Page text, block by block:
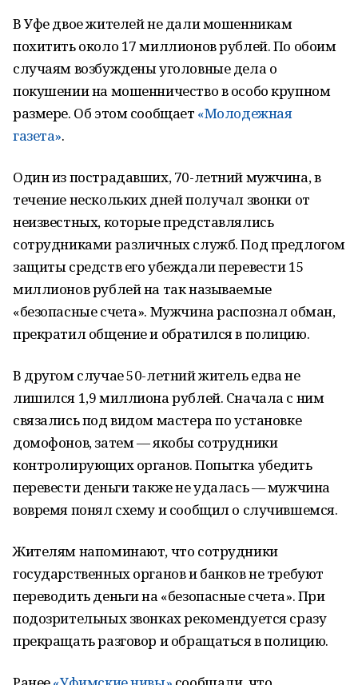
В Уфе двое жителей не дали мошенникам
похитить около 17 миллионов рублей. По обоим
случаям возбуждены уголовные дела о
покушении на мошенничество в особо крупном
размере. Об этом сообщает «Молодежная
газета».
Один из пострадавших, 70-летний мужчина, в
течение нескольких дней получал звонки от
неизвестных, которые представлялись
сотрудниками различных служб. Под предлогом
защиты средств его убеждали перевести 15
миллионов рублей на так называемые
«безопасные счета». Мужчина распознал обман,
прекратил общение и обратился в полицию.
В другом случае 50-летний житель едва не
лишился 1,9 миллиона рублей. Сначала с ним
связались под видом мастера по установке
домофонов, затем — якобы сотрудники
контролирующих органов. Попытка убедить
перевести деньги также не удалась — мужчина
вовремя понял схему и сообщил о случившемся.
Жителям напоминают, что сотрудники
государственных органов и банков не требуют
переводить деньги на «безопасные счета». При
подозрительных звонках рекомендуется сразу
прекращать разговор и обращаться в полицию.